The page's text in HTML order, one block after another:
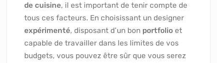
de cuisine, il est important de tenir compte de
tous ces facteurs. En choisissant un designer
expérimenté, disposant d’un bon portfolio et
capable de travailler dans les limites de vos
budgets, vous pouvez être sûr que vous serez